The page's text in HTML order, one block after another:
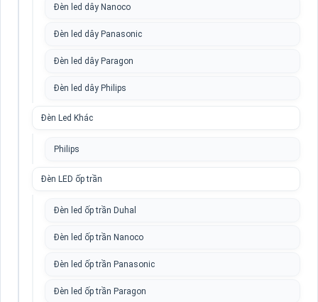
Đèn led dây Nanoco
Đèn led dây Panasonic
Đèn led dây Paragon
Đèn led dây Philips
Đèn Led Khác
Philips
Đèn LED ốp trần
Đèn led ốp trần Duhal
Đèn led ốp trần Nanoco
Đèn led ốp trần Panasonic
Đèn led ốp trần Paragon